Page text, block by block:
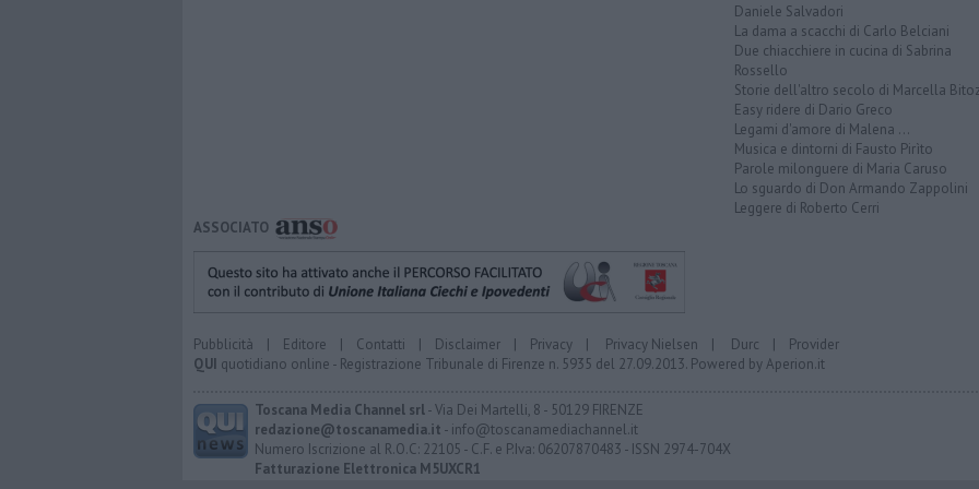
Daniele Salvadori
La dama a scacchi di Carlo Belciani
Due chiacchiere in cucina di Sabrina
Rossello
Storie dell'altro secolo di Marcella
Easy ridere di Dario Greco
Legami d'amore di Malena ...
Musica e dintorni di Fausto Pirìto
Parole milonguere di Maria Caruso
Lo sguardo di Don Armando Zappolini
Leggere di Roberto Cerri
ASSOCIATO
Pubblicità | Editore | Contatti | Disclaimer | Privacy | Privacy Nielsen | Durc | Provider
QUI quotidiano online - Registrazione Tribunale di Firenze n. 5935 del 27.09.2013. Powered byAperion.it
Toscana Media Channel srl- Via Dei Martelli, 8 - 50129 FIRENZE
redazione@toscanamedia.it - info@toscanamediachannel.it
Numero Iscrizione al R.O.C: 22105 - C.F. e P.Iva: 06207870483 - ISSN 2974-704X
Fatturazione Elettronica M5UXCR1